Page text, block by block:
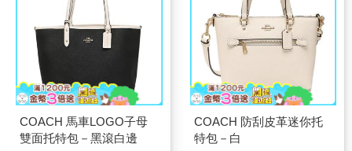
COACH 馬車LOGO子母
雙面托特包－黑滾白邊
COACH 防刮皮革迷你托
特包－白